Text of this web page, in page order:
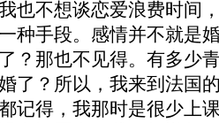
也不想谈恋爱浪费时间
种手段。感情并不就是
？那也不见得。有多少
了？所以，我来到法国
记得，我那时是很少上